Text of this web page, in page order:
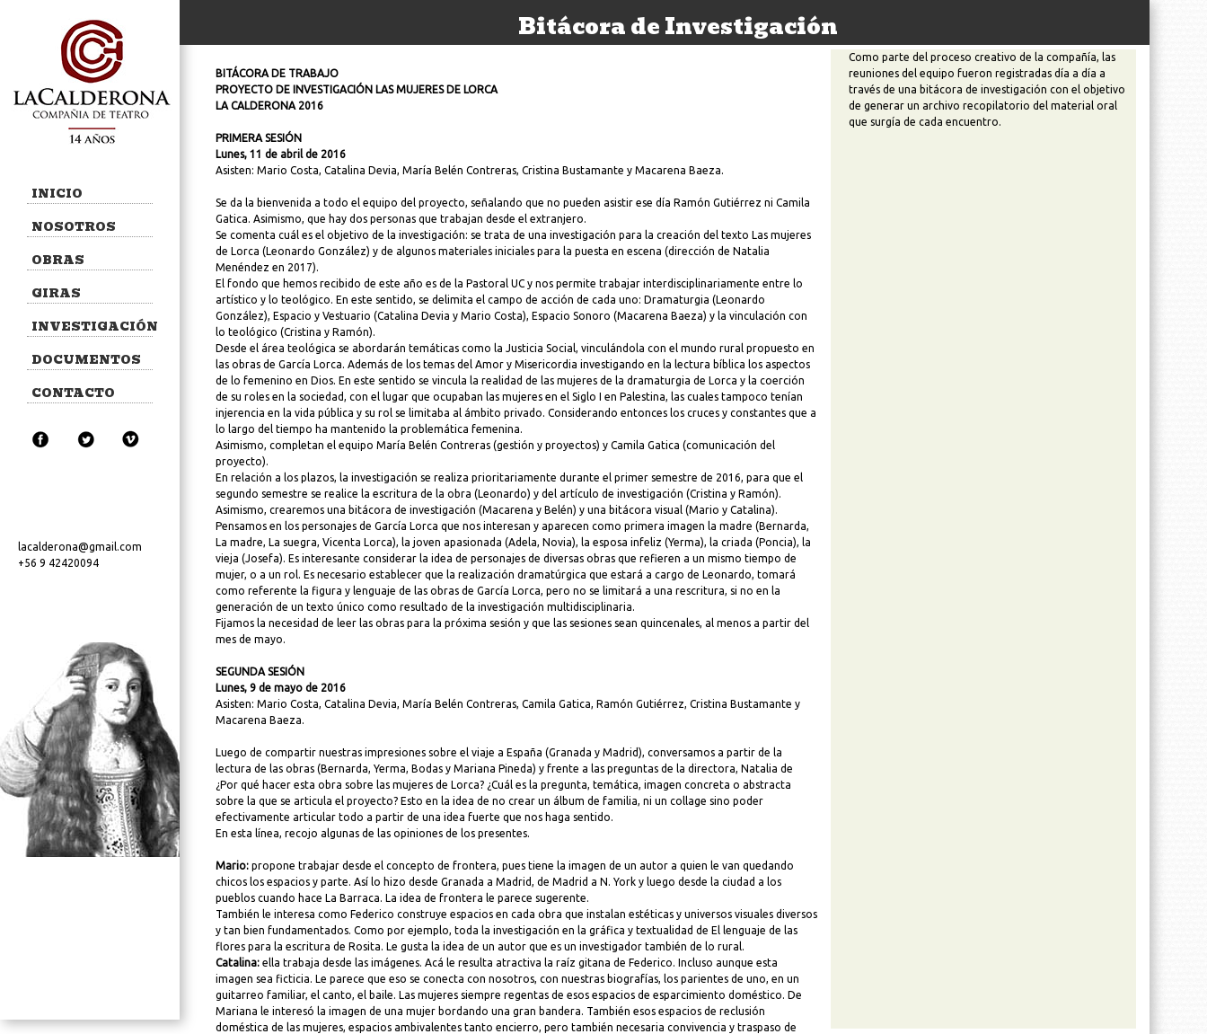
INICIO
NOSOTROS
OBRAS
GIRAS
INVESTIGACIÓN
DOCUMENTOS
CONTACTO
lacalderona@gmail.com
+56 9 42420094
Bitácora de Investigación
BITÁCORA DE TRABAJO
PROYECTO DE INVESTIGACIÓN LAS MUJERES DE LORCA
LA CALDERONA 2016
PRIMERA SESIÓN
Lunes, 11 de abril de 2016
Asisten: Mario Costa, Catalina Devia, María Belén Contreras, Cristina Bustamante y Macarena Baeza.
Se da la bienvenida a todo el equipo del proyecto, señalando que no pueden asistir ese día Ramón Gutiérrez ni Camila
Gatica. Asimismo, que hay dos personas que trabajan desde el extranjero.
Se comenta cuál es el objetivo de la investigación: se trata de una investigación para la creación del texto Las mujeres
de Lorca (Leonardo González) y de algunos materiales iniciales para la puesta en escena (dirección de Natalia
Menéndez en 2017).
El fondo que hemos recibido de este año es de la Pastoral UC y nos permite trabajar interdisciplinariamente entre lo
artístico y lo teológico. En este sentido, se delimita el campo de acción de cada uno: Dramaturgia (Leonardo
González), Espacio y Vestuario (Catalina Devia y Mario Costa), Espacio Sonoro (Macarena Baeza) y la vinculación con
lo teológico (Cristina y Ramón).
Desde el área teológica se abordarán temáticas como la Justicia Social, vinculándola con el mundo rural propuesto en
las obras de García Lorca. Además de los temas del Amor y Misericordia investigando en la lectura bíblica los aspectos
de lo femenino en Dios. En este sentido se vincula la realidad de las mujeres de la dramaturgia de Lorca y la coerción
de su roles en la sociedad, con el lugar que ocupaban las mujeres en el Siglo I en Palestina, las cuales tampoco tenían
injerencia en la vida pública y su rol se limitaba al ámbito privado. Considerando entonces los cruces y constantes que a
lo largo del tiempo ha mantenido la problemática femenina.
Asimismo, completan el equipo María Belén Contreras (gestión y proyectos) y Camila Gatica (comunicación del
proyecto).
En relación a los plazos, la investigación se realiza prioritariamente durante el primer semestre de 2016, para que el
segundo semestre se realice la escritura de la obra (Leonardo) y del artículo de investigación (Cristina y Ramón).
Asimismo, crearemos una bitácora de investigación (Macarena y Belén) y una bitácora visual (Mario y Catalina).
Pensamos en los personajes de García Lorca que nos interesan y aparecen como primera imagen la madre (Bernarda,
La madre, La suegra, Vicenta Lorca), la joven apasionada (Adela, Novia), la esposa infeliz (Yerma), la criada (Poncia), la
vieja (Josefa). Es interesante considerar la idea de personajes de diversas obras que refieren a un mismo tiempo de
mujer, o a un rol. Es necesario establecer que la realización dramatúrgica que estará a cargo de Leonardo, tomará
como referente la figura y lenguaje de las obras de García Lorca, pero no se limitará a una rescritura, si no en la
generación de un texto único como resultado de la investigación multidisciplinaria.
Fijamos la necesidad de leer las obras para la próxima sesión y que las sesiones sean quincenales, al menos a partir del
mes de mayo.
SEGUNDA SESIÓN
Lunes, 9 de mayo de 2016
Asisten: Mario Costa, Catalina Devia, María Belén Contreras, Camila Gatica, Ramón Gutiérrez, Cristina Bustamante y
Macarena Baeza.
Luego de compartir nuestras impresiones sobre el viaje a España (Granada y Madrid), conversamos a partir de la
lectura de las obras (Bernarda, Yerma, Bodas y Mariana Pineda) y frente a las preguntas de la directora, Natalia de
¿Por qué hacer esta obra sobre las mujeres de Lorca? ¿Cuál es la pregunta, temática, imagen concreta o abstracta
sobre la que se articula el proyecto? Esto en la idea de no crear un álbum de familia, ni un collage sino poder
efectivamente articular todo a partir de una idea fuerte que nos haga sentido.
En esta línea, recojo algunas de las opiniones de los presentes.
Mario: propone trabajar desde el concepto de frontera, pues tiene la imagen de un autor a quien le van quedando
chicos los espacios y parte. Así lo hizo desde Granada a Madrid, de Madrid a N. York y luego desde la ciudad a los
pueblos cuando hace La Barraca. La idea de frontera le parece sugerente.
También le interesa como Federico construye espacios en cada obra que instalan estéticas y universos visuales diversos
y tan bien fundamentados. Como por ejemplo, toda la investigación en la gráfica y textualidad de El lenguaje de las
flores para la escritura de Rosita. Le gusta la idea de un autor que es un investigador también de lo rural.
Catalina: ella trabaja desde las imágenes. Acá le resulta atractiva la raíz gitana de Federico. Incluso aunque esta
imagen sea ficticia. Le parece que eso se conecta con nosotros, con nuestras biografías, los parientes de uno, en un
guitarreo familiar, el canto, el baile. Las mujeres siempre regentas de esos espacios de esparcimiento doméstico. De
Mariana le interesó la imagen de una mujer bordando una gran bandera. También esos espacios de reclusión
doméstica de las mujeres, espacios ambivalentes tanto encierro, pero también necesaria convivencia y traspaso de
Como parte del proceso creativo de la compañía, las
reuniones del equipo fueron registradas día a día a
través de una bitácora de investigación con el objetivo
de generar un archivo recopilatorio del material oral
que surgía de cada encuentro.